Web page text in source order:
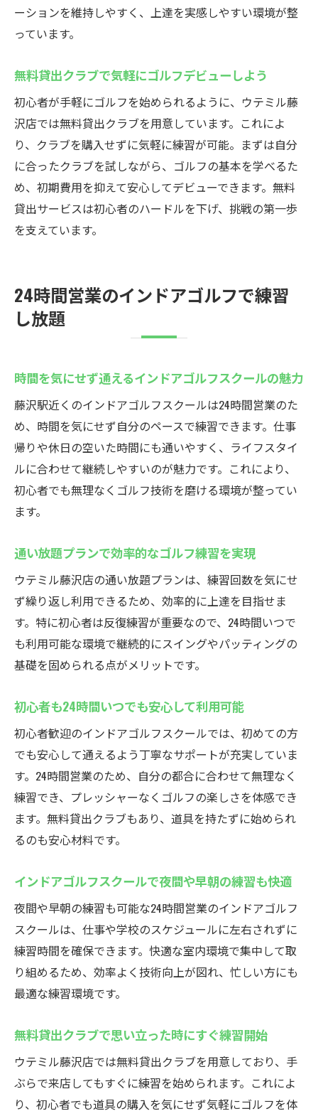
ーションを維持しやすく、上達を実感しやすい環境が整
っています。
無料貸出クラブで気軽にゴルフデビューしよう
初心者が手軽にゴルフを始められるように、ウテミル藤
沢店では無料貸出クラブを用意しています。これによ
り、クラブを購入せずに気軽に練習が可能。まずは自分
に合ったクラブを試しながら、ゴルフの基本を学べるた
め、初期費用を抑えて安心してデビューできます。無料
貸出サービスは初心者のハードルを下げ、挑戦の第一歩
を支えています。
24時間営業のインドアゴルフで練習
し放題
時間を気にせず通えるインドアゴルフスクールの魅力
藤沢駅近くのインドアゴルフスクールは24時間営業のた
め、時間を気にせず自分のペースで練習できます。仕事
帰りや休日の空いた時間にも通いやすく、ライフスタイ
ルに合わせて継続しやすいのが魅力です。これにより、
初心者でも無理なくゴルフ技術を磨ける環境が整ってい
ます。
通い放題プランで効率的なゴルフ練習を実現
ウテミル藤沢店の通い放題プランは、練習回数を気にせ
ず繰り返し利用できるため、効率的に上達を目指せま
す。特に初心者は反復練習が重要なので、24時間いつで
も利用可能な環境で継続的にスイングやパッティングの
基礎を固められる点がメリットです。
初心者も24時間いつでも安心して利用可能
初心者歓迎のインドアゴルフスクールでは、初めての方
でも安心して通えるよう丁寧なサポートが充実していま
す。24時間営業のため、自分の都合に合わせて無理なく
練習でき、プレッシャーなくゴルフの楽しさを体感でき
ます。無料貸出クラブもあり、道具を持たずに始められ
るのも安心材料です。
インドアゴルフスクールで夜間や早朝の練習も快適
夜間や早朝の練習も可能な24時間営業のインドアゴルフ
スクールは、仕事や学校のスケジュールに左右されずに
練習時間を確保できます。快適な室内環境で集中して取
り組めるため、効率よく技術向上が図れ、忙しい方にも
最適な練習環境です。
無料貸出クラブで思い立った時にすぐ練習開始
ウテミル藤沢店では無料貸出クラブを用意しており、手
ぶらで来店してもすぐに練習を始められます。これによ
り、初心者でも道具の購入を気にせず気軽にゴルフを体